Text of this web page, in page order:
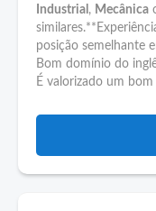
Industrial , Mecânica
posição semelhante
Bom domínio do
É valorizado um